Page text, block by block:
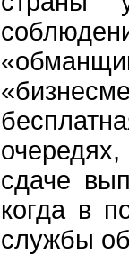
сдаче
когда в
службы